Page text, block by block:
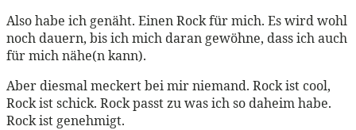
Also habe ich genäht. Einen Rock für mich. Es wird wohl
noch dauern, bis ich mich daran gewöhne, dass ich auch
für mich nähe(n kann).
Aber diesmal meckert bei mir niemand. Rock ist cool,
Rock ist schick. Rock passt zu was ich so daheim habe.
Rock ist genehmigt.